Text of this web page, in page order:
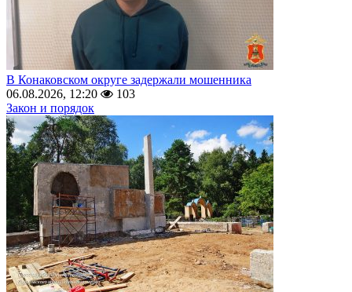
В Конаковском округе задержали мошенника
06.08.2026, 12:20
103
Закон и порядок